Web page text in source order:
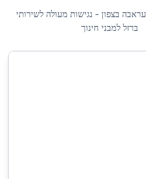
עראבה בצפון - נגישות מעולה לשירותי
ברזל למבני חינוך